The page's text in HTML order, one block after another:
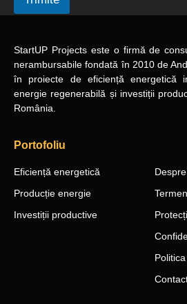
StartUP Projectseste o firmă de
nerambursabilefondată în 2010de
în proiecte de eficiență energetică
energie regenerabilă și investiții
România.
Portofoliu
Eficiență energetică
Producție energie
Investiții productive